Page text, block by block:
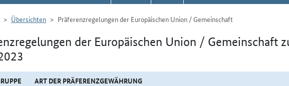
Übersichten Präferenzregelungen der Europäischen Union / Gemeinschaft
der Europäischen Union / Gemeinschaft
ART DER PRÄFERENZGEWÄHRUNG